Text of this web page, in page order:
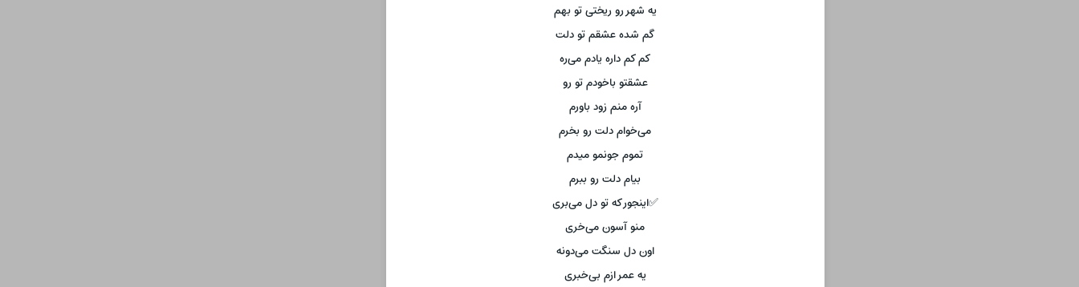
یه شهر رو ریختی تو بهم
گم شده عشقم تو دلت
کم کم داره یادم می‌ره
عشقتو باخودم تو رو
آره منم زود باورم
می‌خوام دلت رو بخرم
تموم جونمو میدم
بیام دلت رو ببرم
✅اینجور که تو دل می‌بری
منو آسون می‌خری
اون دل سنگت می‌دونه
یه عمر ازم بی‌خبری